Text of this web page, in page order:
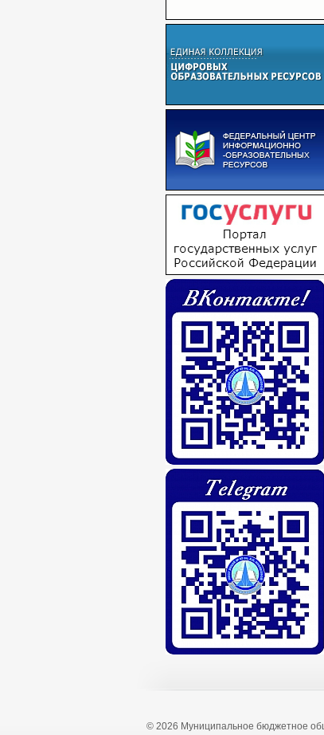
© 2026 Муниципальное бюджетное